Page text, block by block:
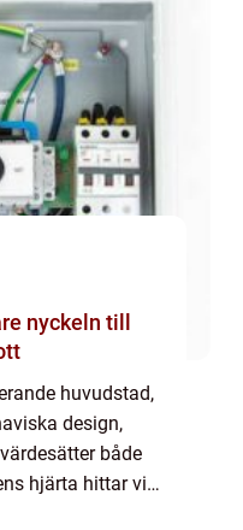
till
huvudstad,
design,
både
hjärta hittar vi